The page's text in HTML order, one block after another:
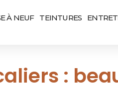
À NEUF TEINTURES
: